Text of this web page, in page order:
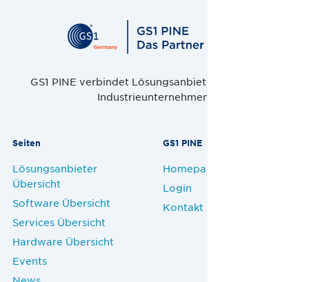
GS1 PINE verbindet Lösungsanbieter, Handel und
Industrieunternehmen.
Seiten
Lösungsanbieter
Übersicht
Software Übersicht
Services Übersicht
Hardware Übersicht
Events
GS1 PINE
Homepage
Login
Kontakt